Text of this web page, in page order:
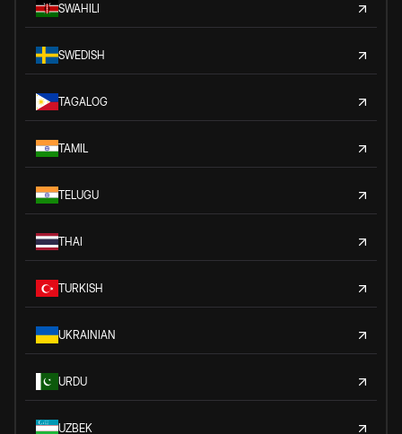
SWAHILI
SWEDISH
TAGALOG
TAMIL
TELUGU
THAI
TURKISH
UKRAINIAN
URDU
UZBEK